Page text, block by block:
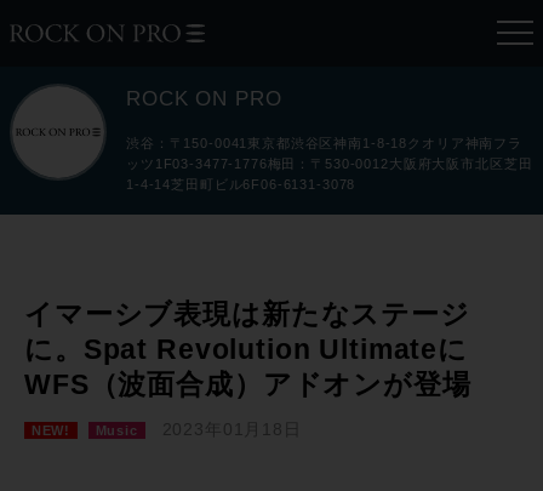
ROCK ON PRO
渋谷：〒150-0041東京都渋谷区神南1-8-18クオリア神南フラ
ッツ1F03-3477-1776梅田：〒530-0012大阪府大阪市北区芝田
1-4-14芝田町ビル6F06-6131-3078
イマーシブ表現は新たなステージ
に。Spat Revolution Ultimateに
WFS（波面合成）アドオンが登場
NEW! Music 2023年01月18日